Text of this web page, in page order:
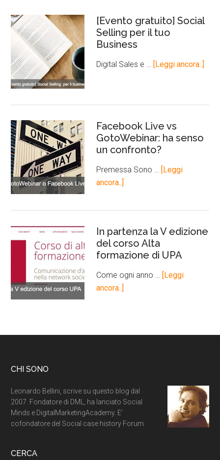
[Evento gratuito] Social
Selling per il tuo
Business
Digital Sales e … [Leggi ancora..]
Facebook Live vs
GotoWebinar: ha senso
un confronto?
Premessa Sono …
[Leggi
ancora..]
In partenza la V edizione
del corso Alta
formazione di UPA
Come ogni anno …
[Leggi
ancora..]
CHI SONO
Leonardo Bellini, scrive su questo blog dal
2007. Fondatore di DML, ha lanciato Social
Minds e DigitalMarketingAcademy. E'
cofondatore del Social case history Forum.
CERCA